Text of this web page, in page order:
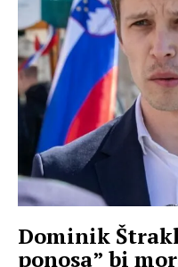
Dominik
ponosa” bi